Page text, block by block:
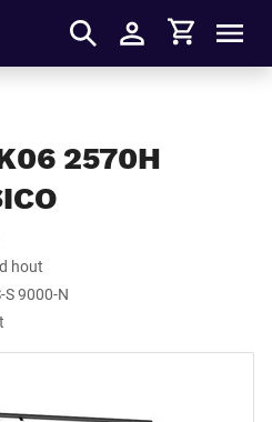
Inloggen
Winkelmandje
2570H
hout
9000-N